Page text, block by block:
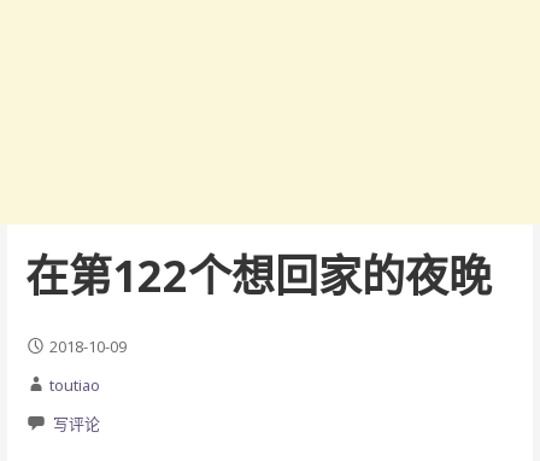
在第122个想回家的夜晚
2018-10-09
toutiao
写评论